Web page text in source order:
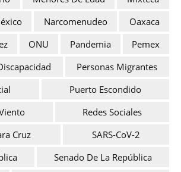
Narcomenudeo
Oaxaca
ONU Pandemia
Pemex
Personas Migrantes
Puerto Escondido
Redes Sociales
Cruz
SARS-CoV-2
Senado De La República